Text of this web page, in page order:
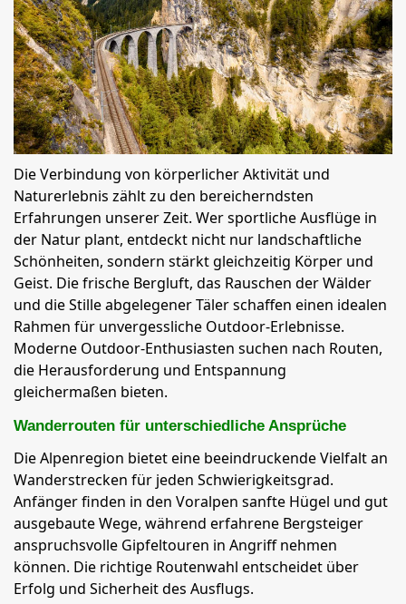
Die Verbindung von körperlicher Aktivität und
Naturerlebnis zählt zu den bereicherndsten
Erfahrungen unserer Zeit. Wer sportliche Ausflüge in
der Natur plant, entdeckt nicht nur landschaftliche
Schönheiten, sondern stärkt gleichzeitig Körper und
Geist. Die frische Bergluft, das Rauschen der Wälder
und die Stille abgelegener Täler schaffen einen idealen
Rahmen für unvergessliche Outdoor-Erlebnisse.
Moderne Outdoor-Enthusiasten suchen nach Routen,
die Herausforderung und Entspannung
gleichermaßen bieten.
Wanderrouten für unterschiedliche Ansprüche
Die Alpenregion bietet eine beeindruckende Vielfalt an
Wanderstrecken für jeden Schwierigkeitsgrad.
Anfänger finden in den Voralpen sanfte Hügel und gut
ausgebaute Wege, während erfahrene Bergsteiger
anspruchsvolle Gipfeltouren in Angriff nehmen
können. Die richtige Routenwahl entscheidet über
Erfolg und Sicherheit des Ausflugs.